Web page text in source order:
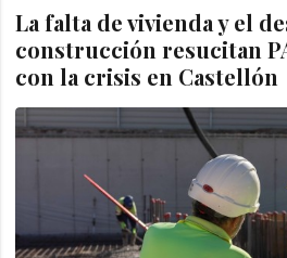
La falta de vivienda y el
construcción resucitan
con la crisis en Castellón